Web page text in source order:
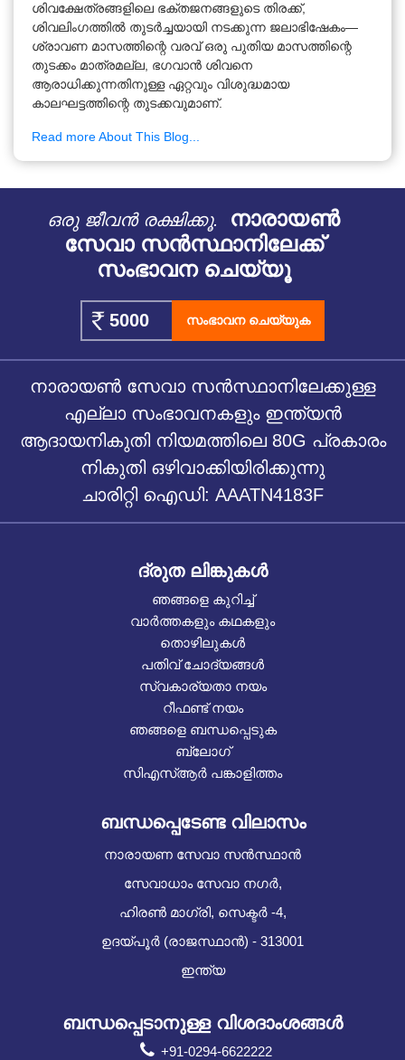
ശിവക്ഷേത്രങ്ങളിലെ ഭക്തജനങ്ങളുടെ തിരക്ക്,
ശിവലിംഗത്തിൽ തുടർച്ചയായി നടക്കുന്ന ജലാഭിഷേകം—
ശ്രാവണ മാസത്തിന്റെ വരവ് ഒരു പുതിയ മാസത്തിന്റെ
തുടക്കം മാത്രമല്ല, ഭഗവാൻ ശിവനെ
ആരാധിക്കുന്നതിനുള്ള ഏറ്റവും വിശുദ്ധമായ
കാലഘട്ടത്തിന്റെ തുടക്കവുമാണ്.
Read more About This Blog...
ഒരു ജീവൻ രക്ഷിക്കൂ.
നാരായൺ
സേവാ സൻസ്ഥാനിലേക്ക്
സംഭാവന ചെയ്യൂ
സംഭാവന ചെയ്യുക
നാരായൺ സേവാ സൻസ്ഥാനിലേക്കുള്ള
എല്ലാ സംഭാവനകളും ഇന്ത്യൻ
ആദായനികുതി നിയമത്തിലെ 80G പ്രകാരം
നികുതി ഒഴിവാക്കിയിരിക്കുന്നു
ചാരിറ്റി ഐഡി: AAATN4183F
ദ്രുത ലിങ്കുകൾ
ഞങ്ങളെ കുറിച്ച്
വാർത്തകളും കഥകളും
തൊഴിലുകൾ
പതിവ് ചോദ്യങ്ങൾ
സ്വകാര്യതാ നയം
റീഫണ്ട് നയം
ഞങ്ങളെ ബന്ധപ്പെടുക
ബ്ലോഗ്
സിഎസ്ആർ പങ്കാളിത്തം
ബന്ധപ്പെടേണ്ട വിലാസം
നാരായണ സേവാ സൻസ്ഥാൻ
സേവാധാം സേവാ നഗർ,
ഹിരൺ മാഗ്രി, സെക്ടർ -4,
ഉദയ്പൂർ (രാജസ്ഥാൻ) - 313001
ഇന്ത്യ
ബന്ധപ്പെടാനുള്ള വിശദാംശങ്ങൾ
+91-0294-6622222